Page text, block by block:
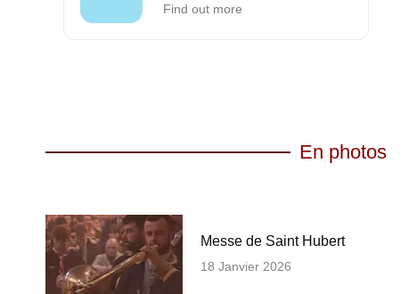
Find out more
En photos
Messe de Saint Hubert
18 Janvier 2026